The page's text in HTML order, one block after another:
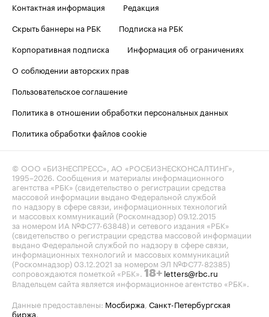
Контактная информация
Редакция
Скрыть баннеры на РБК
Подписка на РБК
Корпоративная подписка
Информация об ограничениях
О соблюдении авторских прав
Пользовательское соглашение
Политика в отношении обработки персональных данных
Политика обработки файлов cookie
© ООО «БИЗНЕСПРЕСС», АО «РОСБИЗНЕСКОНСАЛТИНГ»,
1995–2026. Сообщения и материалы информационного
агентства «РБК» (свидетельство о регистрации средства
массовой информации выдано Федеральной службой
по надзору в сфере связи, информационных технологий
и массовых коммуникаций (Роскомнадзор) 09.12.2015
за номером ИА №ФС77-63848) и сетевого издания «РБК»
(свидетельство о регистрации средства массовой информации
выдано Федеральной службой по надзору в сфере связи,
информационных технологий и массовых коммуникаций
(Роскомнадзор) 03.12.2021 за номером ЭЛ №ФС77-82385)
сопровождаются пометкой «РБК». 18+ letters@rbc.ru
Владельцем сайта является информационное агентство «РБК».
Данные предоставлены: Мосбиржа, Санкт-Петербургская
биржа.